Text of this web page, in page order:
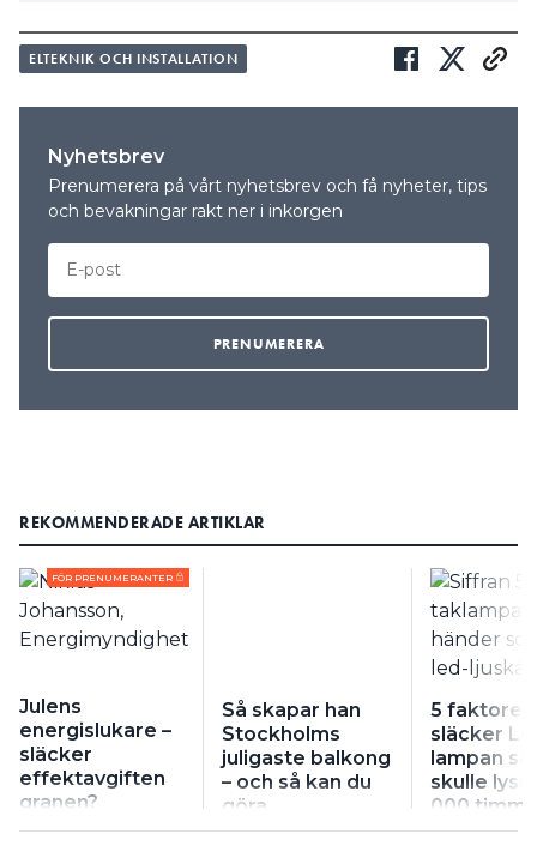
ELTEKNIK OCH INSTALLATION
Nyhetsbrev
Prenumerera på vårt nyhetsbrev och få nyheter, tips
och bevakningar rakt ner i inkorgen
REKOMMENDERADE ARTIKLAR
FÖR PRENUMERANTER
Julens
energislukare –
släcker
effektavgiften
granen?
Så skapar han
Stockholms
juligaste balkong
– och så kan du
göra
5 faktorer
släcker
lampan
skulle lysa
000